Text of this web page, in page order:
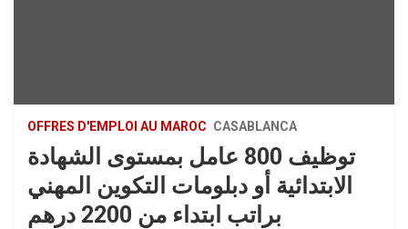
OFFRES D'EMPLOI AU MAROC CASABLANCA
توظيف 800 عامل بمستوى الشهادة
الابتدائية أو دبلومات التكوين المهني
براتب ابتداء من 2200 درهم